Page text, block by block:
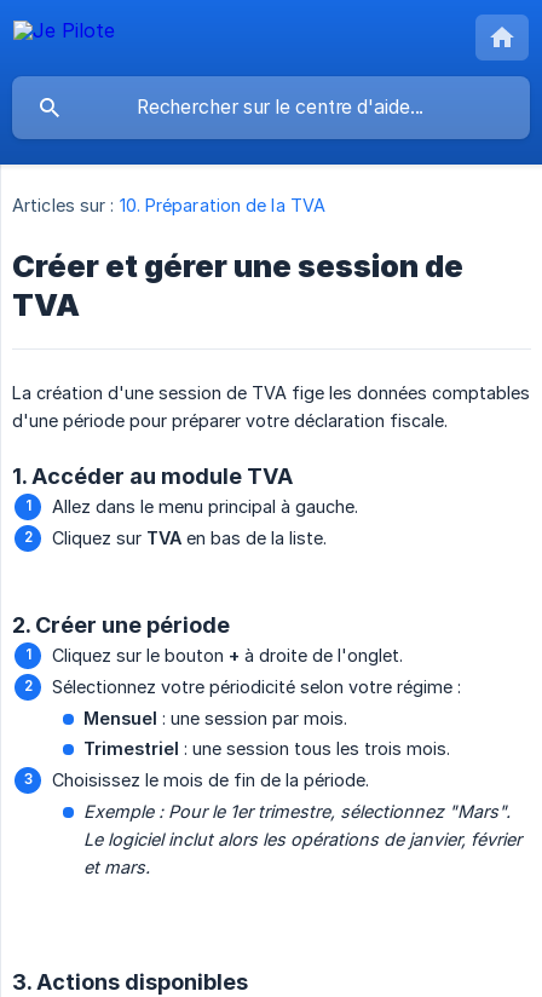
Articles sur : 10. Préparation de la TVA
Créer et gérer une session de
TVA
La création d'une session de TVA fige les données comptables
d'une période pour préparer votre déclaration fiscale.
1. Accéder au module TVA
Allez dans le menu principal à gauche.
Cliquez sur TVA en bas de la liste.
2. Créer une période
Cliquez sur le bouton + à droite de l'onglet.
Sélectionnez votre périodicité selon votre régime :
Mensuel : une session par mois.
Trimestriel : une session tous les trois mois.
Choisissez le mois de fin de la période.
Exemple : Pour le 1er trimestre, sélectionnez "Mars".
Le logiciel inclut alors les opérations de janvier, février
et mars.
3. Actions disponibles